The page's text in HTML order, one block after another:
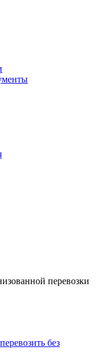
перевозки